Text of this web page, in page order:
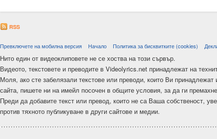
RSS
Превключете на мобилна версия Начало Политика за бисквитките (cookies)
Нито един от видеоклиповете не се хоства на този сървър.
Видеото, текстовете и преводите в Videolyrics.net принадлежат на
Моля, ако сте забелязали текстове или преводи, които Ви
сайта, пишете ни на имейл посочен в общите условия, за да ги
Преди да добавите текст или превод, които не са Ваша собственост,
против тяхното публикуване в други сайтове и медии.